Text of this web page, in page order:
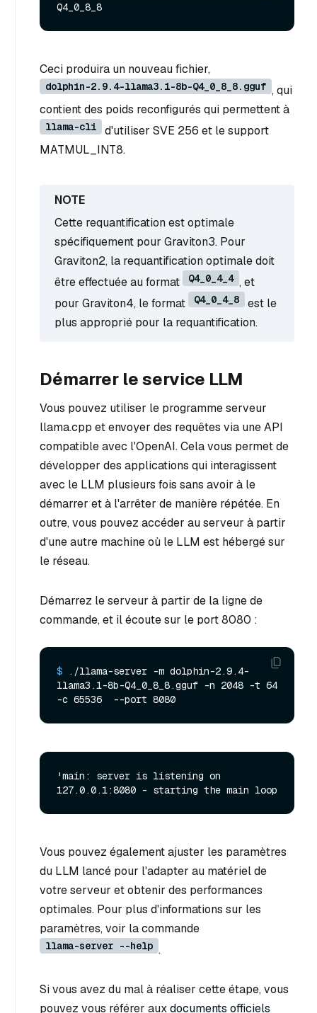
Ceci produira un nouveau fichier,
dolphin-2.9.4-llama3.1-8b-Q4_0_8_8.gguf , qui
contient des poids reconfigurés qui permettent à
llama-cli
d'utiliser SVE 256 et le support
MATMUL_INT8.
Cette requantification est optimale
spécifiquement pour Graviton3. Pour
Graviton2, la requantification optimale doit
être effectuée au format
Q4_0_4_4 , et
pour Graviton4, le format
Q4_0_4_8
est le
plus approprié pour la requantification.
Démarrer le service LLM
Vous pouvez utiliser le programme serveur
llama.cpp et envoyer des requêtes via une API
compatible avec l'OpenAI. Cela vous permet de
développer des applications qui interagissent
avec le LLM plusieurs fois sans avoir à le
démarrer et à l'arrêter de manière répétée. En
outre, vous pouvez accéder au serveur à partir
d'une autre machine où le LLM est hébergé sur
le réseau.
Démarrez le serveur à partir de la ligne de
commande, et il écoute sur le port 8080 :
$
./llama-server -m dolphin-2.9.4-
llama3.1-8b-Q4_0_8_8.gguf -n 2048 -t 64
-c 65536  --port 8080
'main: server is listening on
Vous pouvez également ajuster les paramètres
du LLM lancé pour l'adapter au matériel de
votre serveur et obtenir des performances
optimales. Pour plus d'informations sur les
paramètres, voir la commande
llama-server --help .
Si vous avez du mal à réaliser cette étape, vous
pouvez vous référer auxdocuments officiels